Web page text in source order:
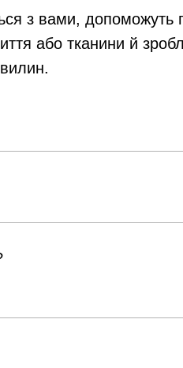
з вами, допоможуть
або тканини й